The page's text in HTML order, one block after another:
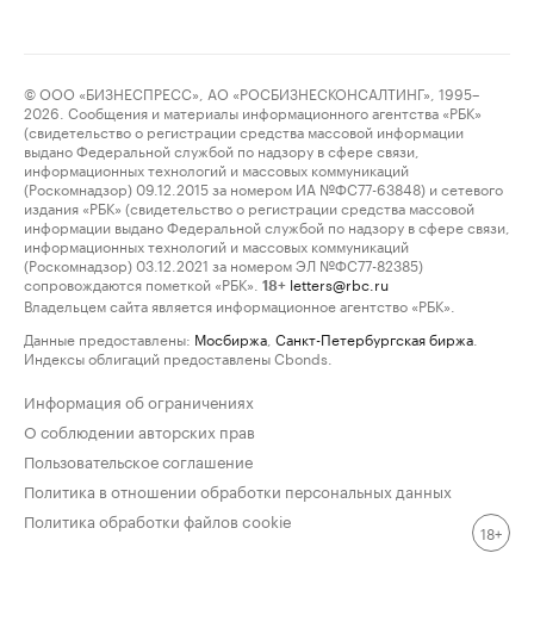
© ООО «БИЗНЕСПРЕСС», АО «РОСБИЗНЕСКОНСАЛТИНГ», 1995–
2026. Сообщения и материалы информационного агентства «РБК»
(свидетельство о регистрации средства массовой информации
выдано Федеральной службой по надзору в сфере связи,
информационных технологий и массовых коммуникаций
(Роскомнадзор) 09.12.2015 за номером ИА №ФС77-63848) и сетевого
издания «РБК» (свидетельство о регистрации средства массовой
информации выдано Федеральной службой по надзору в сфере связи,
информационных технологий и массовых коммуникаций
(Роскомнадзор) 03.12.2021 за номером ЭЛ №ФС77-82385)
сопровождаются пометкой «РБК».
18+ letters@rbc.ru
Владельцем сайта является информационное агентство «РБК».
Данные предоставлены: Мосбиржа Санкт-Петербургская биржа
Индексы облигаций предоставлены Cbonds.
Информация об ограничениях
О соблюдении авторских прав
Пользовательское соглашение
Политика в отношении обработки персональных данных
Политика обработки файлов cookie
18+